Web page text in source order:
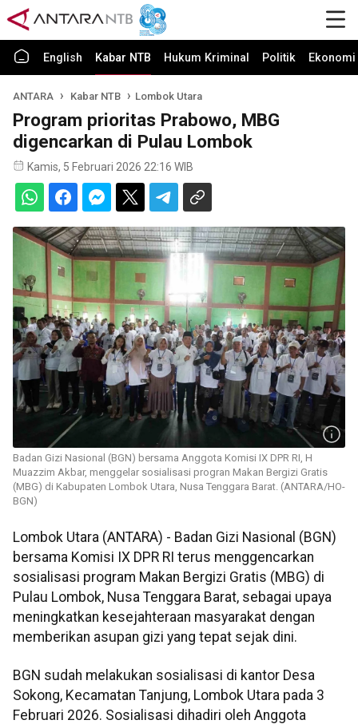
English Kabar NTB Hukum Kriminal Politik
ANTARA Kabar NTB Lombok Utara
Program prioritas Prabowo, MBG
digencarkan di Pulau Lombok
Kamis, 5 Februari 2026 22:16 WIB
Badan Gizi Nasional (BGN) bersama Anggota Komisi IX DPR RI, H
Muazzim Akbar, menggelar sosialisasi progran Makan Bergizi Gratis
(MBG) di Kabupaten Lombok Utara, Nusa Tenggara Barat. (ANTARA/HO-
BGN)
Lombok Utara (ANTARA) - Badan Gizi Nasional (BGN)
bersama Komisi IX DPR RI terus menggencarkan
sosialisasi program Makan Bergizi Gratis (MBG) di
Pulau Lombok, Nusa Tenggara Barat, sebagai upaya
meningkatkan kesejahteraan masyarakat dengan
memberikan asupan gizi yang tepat sejak dini.
BGN sudah melakukan sosialisasi di kantor Desa
Sokong, Kecamatan Tanjung, Lombok Utara pada 3
Februari 2026. Sosialisasi dihadiri oleh Anggota